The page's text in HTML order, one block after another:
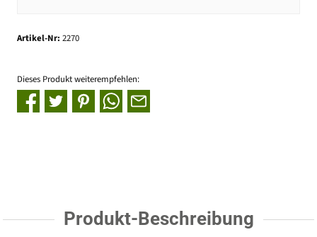
Artikel-Nr: 2270
Dieses Produkt weiterempfehlen:
Produkt-Beschreibung